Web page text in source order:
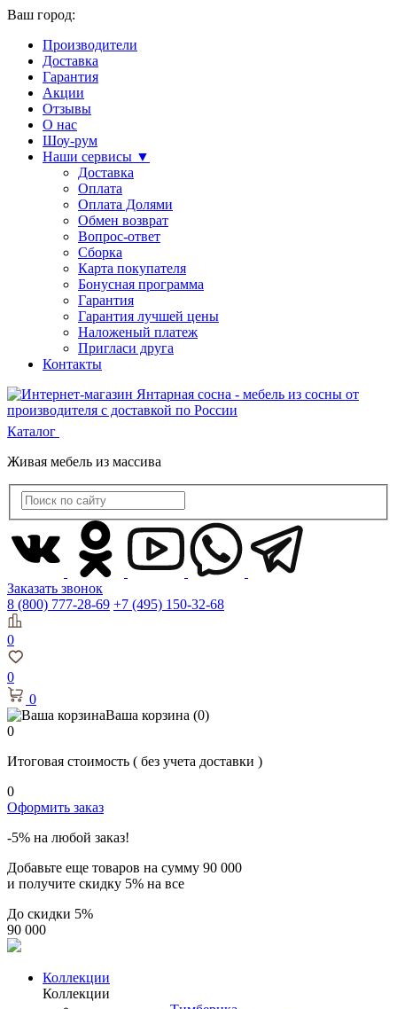
Ваш город:
Производители
Доставка
Гарантия
Акции
Отзывы
О нас
Шоу-рум
Наши сервисы ▼
Доставка
Оплата
Оплата Долями
Обмен возврат
Вопрос-ответ
Сборка
Карта покупателя
Бонусная программа
Гарантия
Гарантия лучшей цены
Наложеный платеж
Пригласи друга
Контакты
Каталог
Живая мебель из массива
Заказать звонок
8 (800) 777-28-69 +7 (495) 150-32-68
0
0
0
Ваша корзина (0)
0
Итоговая стоимость ( без учета доставки )
0
Оформить заказ
-5% на любой заказ!
Добавьте еще товаров на сумму 90 000
и получите скидку 5% на все
До скидки 5%
90 000
Коллекции
Коллекции